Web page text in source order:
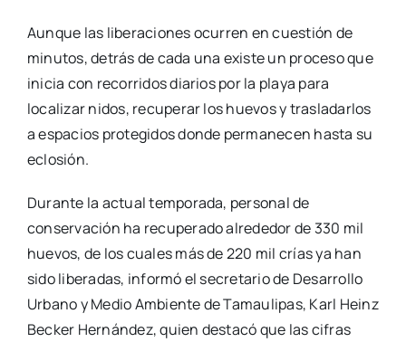
Aunque las liberaciones ocurren en cuestión de
minutos, detrás de cada una existe un proceso que
inicia con recorridos diarios por la playa para
localizar nidos, recuperar los huevos y trasladarlos
a espacios protegidos donde permanecen hasta su
eclosión.
Durante la actual temporada, personal de
conservación ha recuperado alrededor de 330 mil
huevos, de los cuales más de 220 mil crías ya han
sido liberadas, informó el secretario de Desarrollo
Urbano y Medio Ambiente de Tamaulipas, Karl Heinz
Becker Hernández, quien destacó que las cifras